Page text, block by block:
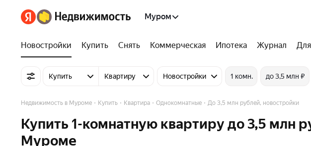
Муром
Новостройки Купить Снять Коммерческая Ипотека Журнал
Купить Квартиру Новостройки 1 комн. до 3,5 млн ₽
Недвижимость в Муроме Купить Квартира Однокомнатные До 3,5 млн рублей, новостройки
Купить 1-комнатную квартиру до 3,5 млн
Муроме